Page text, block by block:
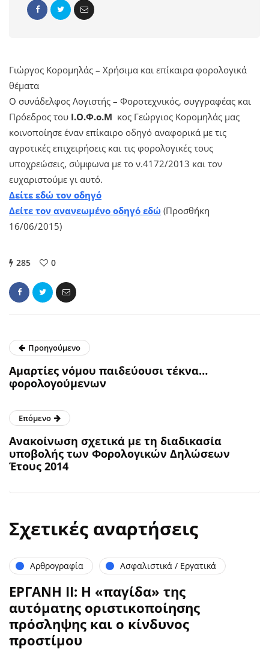
Γιώργος Κορομηλάς – Χρήσιμα και επίκαιρα φορολογικά
θέματα
Ο συνάδελφος Λογιστής – Φοροτεχνικός, συγγραφέας και
Πρόεδρος του Ι.Ο.Φ.ο.Μ κος Γεώργιος Κορομηλάς μας
κοινοποίησε έναν επίκαιρο οδηγό αναφορικά με τις
αγροτικές επιχειρήσεις και τις φορολογικές τους
υποχρεώσεις, σύμφωνα με το ν.4172/2013 και τον
ευχαριστούμε γι αυτό.
Δείτε εδώ τον οδηγό
Δείτε τον ανανεωμένο οδηγό εδώ (Προσθήκη
16/06/2015)
285 0
Προηγούμενο
Αμαρτίες νόμου παιδεύουσι τέκνα…
φορολογούμενων
Επόμενο
Ανακοίνωση σχετικά με τη διαδικασία
υποβολής των Φορολογικών Δηλώσεων
Έτους 2014
Σχετικές αναρτήσεις
Αρθρογραφία Ασφαλιστικά / Εργατικά
ΕΡΓΑΝΗ ΙΙ: Η «παγίδα» της
αυτόματης οριστικοποίησης
πρόσληψης και ο κίνδυνος
προστίμου